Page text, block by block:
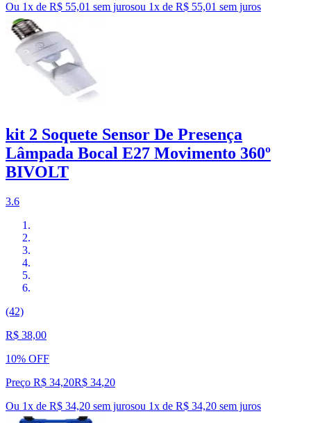
Ou 1x de R$ 55,01 sem jurosou 1x de R$ 55,01 sem juros
kit 2 Soquete Sensor De Presença
Lâmpada Bocal E27 Movimento 360º
BIVOLT
3.6
(42)
R$ 38,00
10% OFF
Preço R$ 34,20R$ 34,20
Ou 1x de R$ 34,20 sem jurosou 1x de R$ 34,20 sem juros